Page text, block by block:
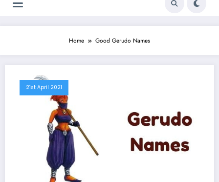
Home Good Gerudo Names
21st April 2021